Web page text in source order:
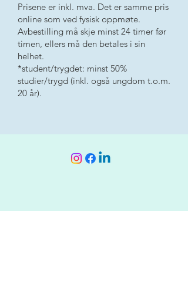
Prisene er inkl. mva. Det er samme pris
online som ved fysisk oppmøte.
Avbestilling må skje minst 24 timer før
timen, ellers må den betales i sin
helhet.
*student/trygdet: minst 50%
studier/trygd (inkl. også ungdom t.o.m.
20 år).